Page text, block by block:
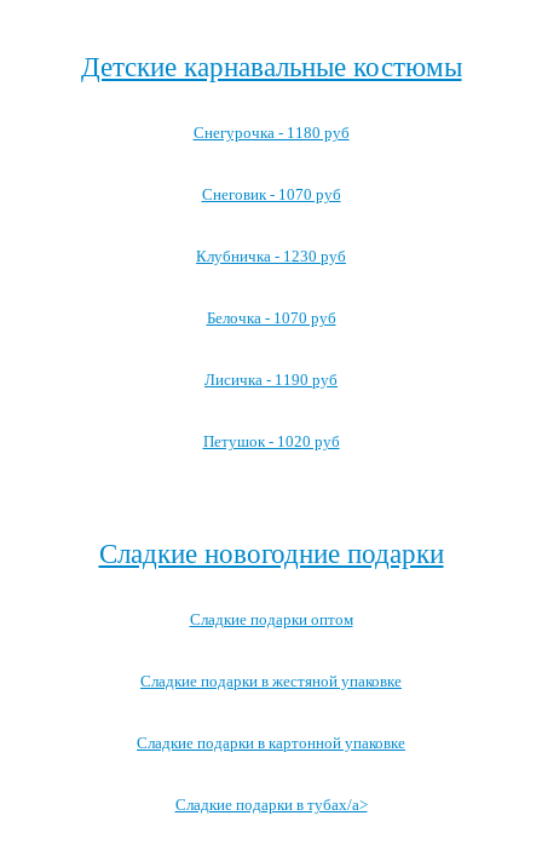
Детские карнавальные костюмы
Снегурочка - 1180 руб
Снеговик - 1070 руб
Клубничка - 1230 руб
Белочка - 1070 руб
Лисичка - 1190 руб
Петушок - 1020 руб
Сладкие новогодние подарки
Сладкие подарки оптом
Сладкие подарки в жестяной упаковке
Сладкие подарки в картонной упаковке
Сладкие подарки в тубах/a>